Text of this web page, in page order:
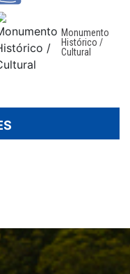
Monumento
Histórico /
Cultural